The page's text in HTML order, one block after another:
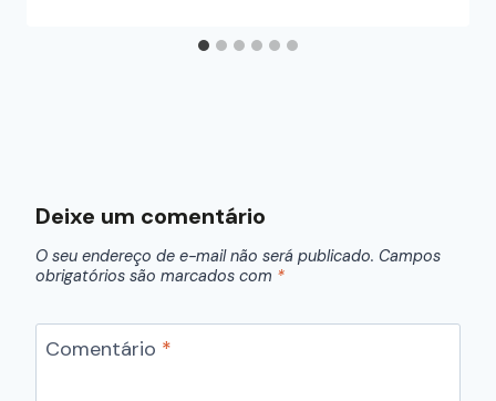
Deixe um comentário
O seu endereço de e-mail não será publicado. Campos
obrigatórios são marcados com *
Comentário *